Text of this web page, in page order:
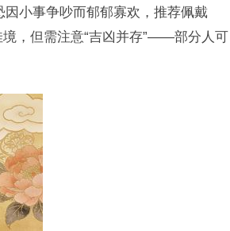
小事争吵而郁郁寡欢，推荐佩戴
境，但需注意“吉凶并存”——部分人可